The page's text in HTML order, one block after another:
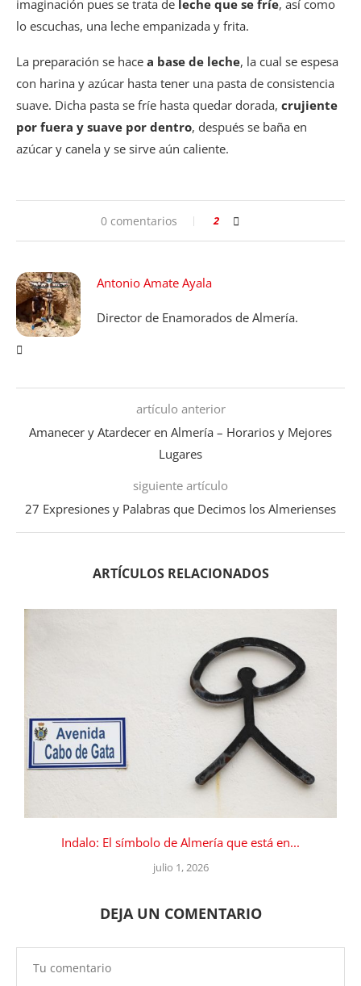
imaginación pues se trata de leche que se fríe, así como
lo escuchas, una leche empanizada y frita.
La preparación se hace a base de leche, la cual se espesa
con harina y azúcar hasta tener una pasta de consistencia
suave. Dicha pasta se fríe hasta quedar dorada, crujiente
por fuera y suave por dentro, después se baña en
azúcar y canela y se sirve aún caliente.
0 comentarios 2
Antonio Amate Ayala
Director de Enamorados de Almería.
artículo anterior
Amanecer y Atardecer en Almería – Horarios y Mejores
Lugares
siguiente artículo
27 Expresiones y Palabras que Decimos los Almerienses
ARTÍCULOS RELACIONADOS
Indalo: El símbolo de Almería que está en...
julio 1, 2026
DEJA UN COMENTARIO